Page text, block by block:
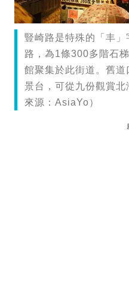
豎崎路是特殊的「丰
路，為1條300多階石
館聚集於此街道。舊
景台，可從九份觀賞
來源：AsiaYo）